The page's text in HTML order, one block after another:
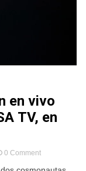
en vivo
TV, en
0 Commenton